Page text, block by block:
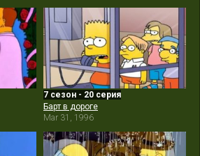
7 сезон - 20 серия
Барт в дороге
Mar 31, 1996